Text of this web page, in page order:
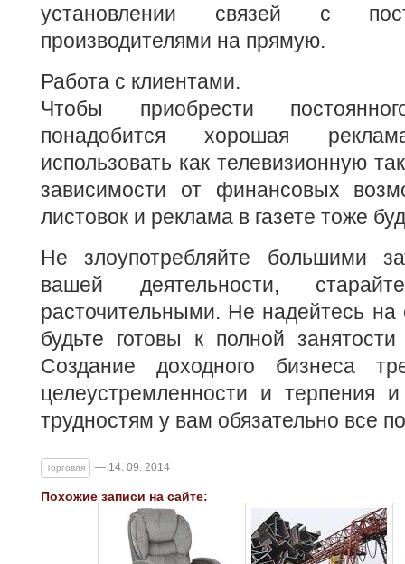
установлении связей с
производителями на прямую.
Работа с клиентами.
Чтобы приобрести
понадобится хорошая
использовать как телевизионную
зависимости от финансовых
листовок и реклама в газете тоже
Не злоупотребляйте большими
вашей деятельности,
расточительными. Не надейтесь
будьте готовы к полной
Создание доходного бизнеса
целеустремленности и терпения
трудностям у вам обязательно все
Торговля — 14. 09. 2014
Похожие записи на сайте: